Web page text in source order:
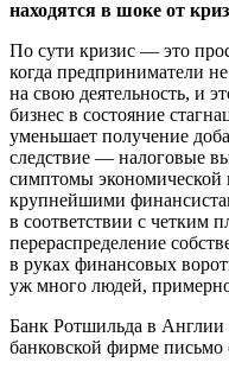
находятся в шоке от
По сути кризис — это
когда предприниматели
на свою деятельность, и
бизнес в состояние
уменьшает получение
следствие — налоговые
симптомы экономической
крупнейшими
в соответствии с четким
перераспределение
в руках финансовых
уж много людей,
Банк Ротшильда в
банковской фирме письмо